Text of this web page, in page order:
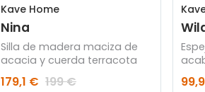
Kave Home
Nina
Silla de madera maciza de
acacia y cuerda terracota
179,1 € 199 €